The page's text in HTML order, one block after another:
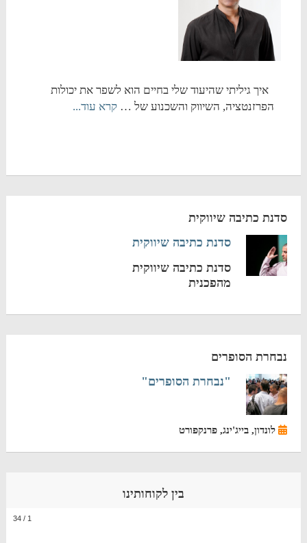
איך גיליתי שהיעוד שלי בחיים הוא לשפר את יכולות
הפרזנטציה, השיווק והשכנוע של … קרא עוד...
סדנת כתיבה שיווקית
סדנת כתיבה שיווקית
סדנת כתיבה שיווקית
מהפכנית
נבחרת הסופרים
"נבחרת הסופרים"
לונדון, בייג'ינג, פרנקפורט
בין לקוחותינו
1
/
34